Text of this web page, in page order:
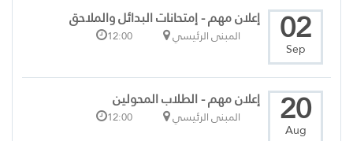
02
Sep
إعلان مهم - إمتحانات البدائل والملاحق
المبنى الرئيسي 12:00
20
Aug
إعلان مهم - الطلاب المحولين
المبنى الرئيسي 12:00